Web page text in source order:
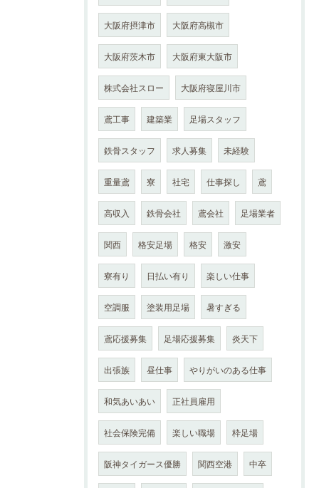
大阪府摂津市 大阪府高槻市
大阪府茨木市 大阪府東大阪市
株式会社スロー 大阪府寝屋川市
鳶工事 建築業 足場スタッフ
鉄骨スタッフ 求人募集 未経験
重量鳶 寮 社宅 仕事探し 鳶
高収入 鉄骨会社 鳶会社 足場業者
関西 格安足場 格安 激安
寮有り 日払い有り 楽しい仕事
空調服 塗装用足場 暑すぎる
鳶応援募集 足場応援募集 炎天下
出張族 昼仕事 やりがいのある仕事
和気あいあい 正社員雇用
社会保険完備 楽しい職場 枠足場
阪神タイガース優勝 関西空港 中卒